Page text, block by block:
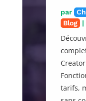
par
Blog |
Creator
tarifs,